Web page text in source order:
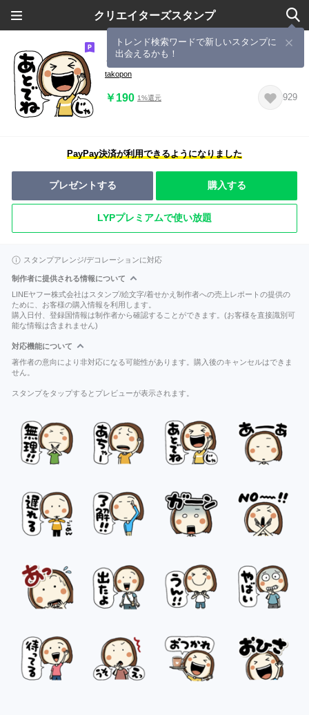
クリエイターズスタンプ
トレンド検索ワードで新しいスタンプに
出会えるかも！
らんちゃんの挨拶とリアクション②
takopon
￥190 1%還元 929
PayPay決済が利用できるようになりました
プレゼントする 購入する
LYPプレミアムで使い放題
スタンプアレンジ/デコレーションに対応
制作者に提供される情報について
LINEヤフー株式会社はスタンプ/絵文字/着せかえ制作者への売上レポートの提供の
ために、お客様の購入情報を利用します。
購入日付、登録国情報は制作者から確認することができます。(お客様を直接識別可
能な情報は含まれません)
対応機能について
著作者の意向により非対応になる可能性があります。購入後のキャンセルはできま
せん。
スタンプをタップするとプレビューが表示されます。